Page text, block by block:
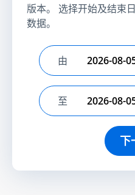
版本。 选择开始及结束
数据。
选择开始日期
由
选择结束日期
至
下